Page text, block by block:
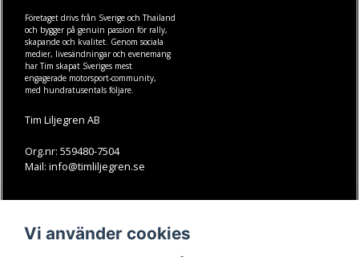
Företaget drivs från Sverige och Thailand
och bygger på genuin passion för rally,
skapande och kvalitet. Genom sociala
medier, livesändningar och evenemang
har Tim skapat Sveriges mest
engagerade motorsport-community,
med hundratusentals följare.
Tim Liljegren AB
Org.nr: 559480-7504
Mail: info@timliljegren.se
Köpvillkor
Vi använder cookies